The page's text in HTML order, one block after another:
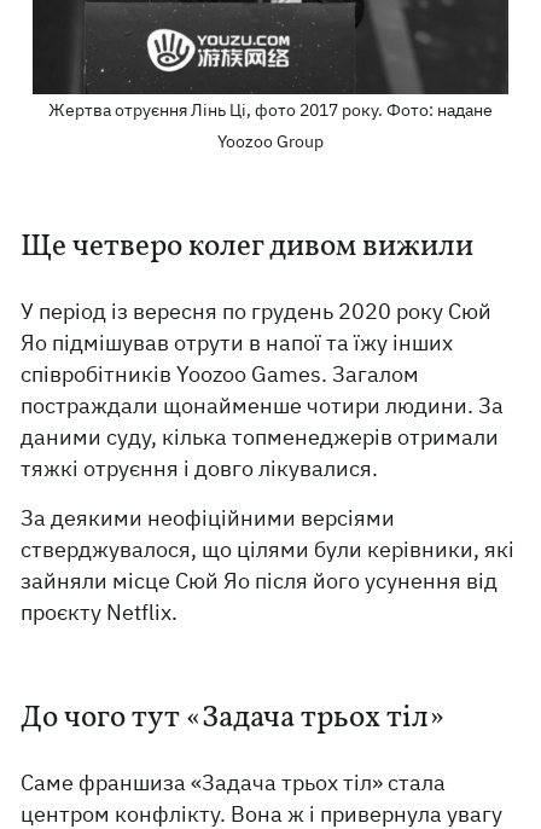
Жертва отруєння Лінь Ці, фото 2017 року. Фото: надане
Yoozoo Group
Ще четверо колег дивом вижили
У період із вересня по грудень 2020 року Сюй
Яо підмішував отрути в напої та їжу інших
співробітників Yoozoo Games. Загалом
постраждали щонайменше чотири людини. За
даними суду, кілька топменеджерів отримали
тяжкі отруєння і довго лікувалися.
За деякими неофіційними версіями
стверджувалося, що цілями були керівники, які
зайняли місце Сюй Яо після його усунення від
проєкту Netflix.
До чого тут «Задача трьох тіл»
Саме франшиза «Задача трьох тіл» стала
центром конфлікту. Вона ж і привернула увагу